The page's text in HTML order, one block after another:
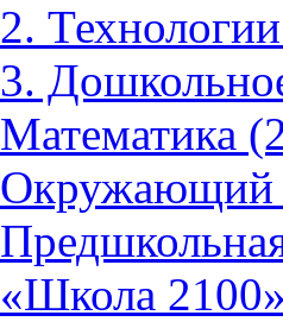
2.
3.
Математика
Окружающий
«Школа